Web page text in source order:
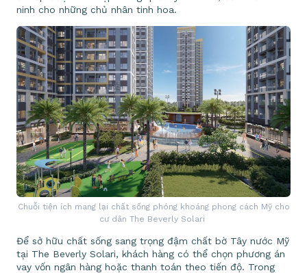
ninh cho những chủ nhân tinh hoa.
Chuỗi tiện ích mang lại chất sống phóng khoáng phong cách Mỹ cho
cư dân The Beverly Solari
Để sở hữu chất sống sang trọng đậm chất bờ Tây nước Mỹ
tại The Beverly Solari, khách hàng có thể chọn phương án
vay vốn ngân hàng hoặc thanh toán theo tiến độ. Trong